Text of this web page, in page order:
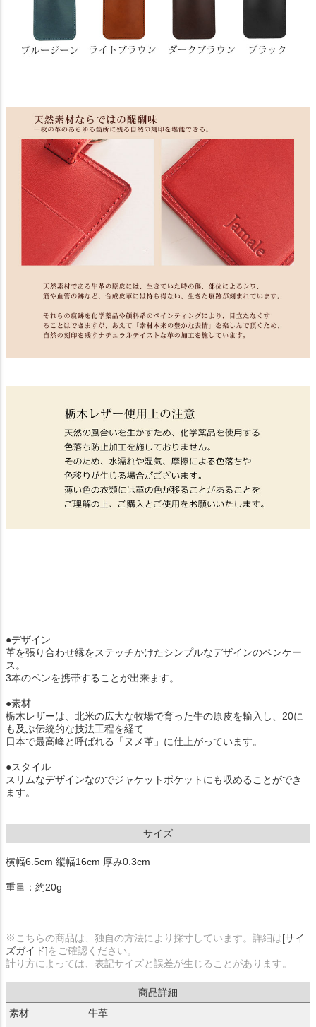
●デザイン
革を張り合わせ縁をステッチかけたシンプルなデザインのペンケー
ス。
3本のペンを携帯することが出来ます。
●素材
栃木レザーは、北米の広大な牧場で育った牛の原皮を輸入し、20に
も及ぶ伝統的な技法工程を経て
日本で最高峰と呼ばれる「ヌメ革」に仕上がっています。
●スタイル
スリムなデザインなのでジャケットポケットにも収めることができ
ます。
サイズ
横幅6.5cm 縦幅16cm 厚み0.3cm
重量：約20g
※こちらの商品は、独自の方法により採寸しています。詳細は[サイ
ズガイド]をご確認ください。
計り方によっては、表記サイズと誤差が生じることがあります。
商品詳細
素材
牛革